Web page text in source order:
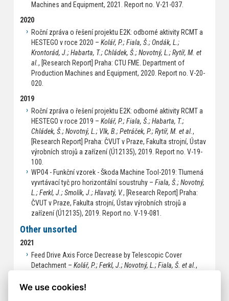
Machines and Equipment, 2021. Report no. V-21-037.
2020
Roční zpráva o řešení projektu E2K: odborné aktivity RCMT a
HESTEGO v roce 2020 – Kolář, P.; Fiala, Š.; Ondák, L.;
Krontorád, J.; Habarta, T.; Chládek, Š.; Novotný, L.; Rytíř, M. et
al., [Research Report] Praha: CTU FME. Department of
Production Machines and Equipment, 2020. Report no. V-20-
020.
2019
Roční zpráva o řešení projektu E2K: odborné aktivity RCMT a
HESTEGO v roce 2019 – Kolář, P.; Fiala, Š.; Habarta, T.;
Chládek, Š.; Novotný, L.; Vlk, B.; Petráček, P.; Rytíř, M. et al.,
[Research Report] Praha: ČVUT v Praze, Fakulta strojní, Ústav
výrobních strojů a zařízení (Ú12135), 2019. Report no. V-19-
100.
WP04 - Funkční vzorek - Škoda Machine Tool-2019: Tlumená
vyvrtávací tyč pro horizontální soustruhy – Fiala, Š.; Novotný,
L.; Ferkl, J.; Smolík, J.; Hlavatý, V., [Research Report] Praha:
ČVUT v Praze, Fakulta strojní, Ústav výrobních strojů a
zařízení (Ú12135), 2019. Report no. V-19-081.
Other unsorted
2021
Feed Drive Axis Force Decrease by Telescopic Cover
Detachment – Kolář, P.; Ferkl, J.; Novotný, L.; Fiala, Š. et al.,
We use cookies!